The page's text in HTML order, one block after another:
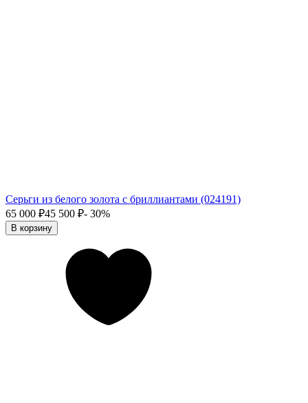
Серьги из белого золота с бриллиантами (024191)
65 000 ₽45 500 ₽- 30%
В корзину